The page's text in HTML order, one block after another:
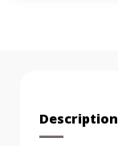
Description